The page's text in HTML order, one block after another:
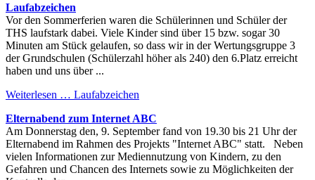
Laufabzeichen
Vor den Sommerferien waren die Schülerinnen und Schüler der
THS laufstark dabei. Viele Kinder sind über 15 bzw. sogar 30
Minuten am Stück gelaufen, so dass wir in der Wertungsgruppe 3
der Grundschulen (Schülerzahl höher als 240) den 6.Platz erreicht
haben und uns über ...
Weiterlesen … Laufabzeichen
Elternabend zum Internet ABC
Am Donnerstag den, 9. September fand von 19.30 bis 21 Uhr der
Elternabend im Rahmen des Projekts "Internet ABC" statt. Neben
vielen Informationen zur Mediennutzung von Kindern, zu den
Gefahren und Chancen des Internets sowie zu Möglichkeiten der